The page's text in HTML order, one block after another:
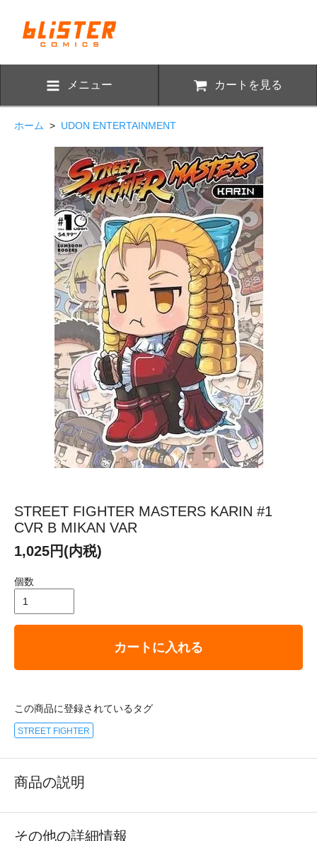
メニュー カートを見る
ホーム > UDON ENTERTAINMENT
STREET FIGHTER MASTERS KARIN #1
CVR B MIKAN VAR
1,025円(内税)
個数
カートに入れる
この商品に登録されているタグ
STREET FIGHTER
商品の説明
その他の詳細情報